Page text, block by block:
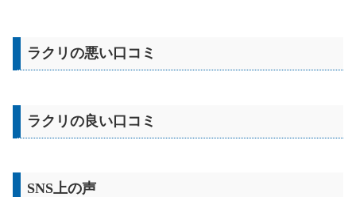
ラクリの悪い口コミ
ラクリの良い口コミ
SNS上の声